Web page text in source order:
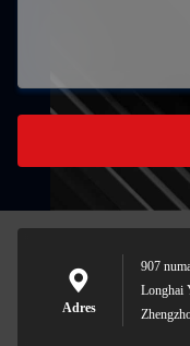
Adres
907
Longhai